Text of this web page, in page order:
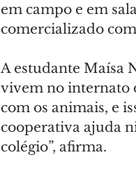
em campo e em
comercializado
A estudante Maísa
vivem no internato
com os animais, e
cooperativa ajuda
colégio”, afirma.